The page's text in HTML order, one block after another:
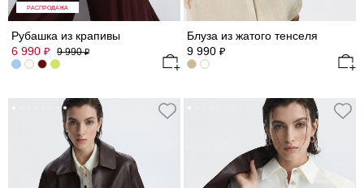
РАСПРОДАЖА
Рубашка из крапивы
6 990 ₽ 9 990₽
Блуза из жатого тенселя
9 990 ₽